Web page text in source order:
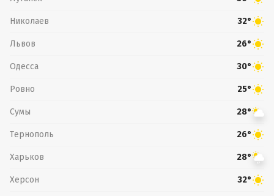
Николаев 32°
Львов 26°
Одесса 30°
Ровно 25°
Сумы 28°
Тернополь 26°
Харьков 28°
Херсон 32°